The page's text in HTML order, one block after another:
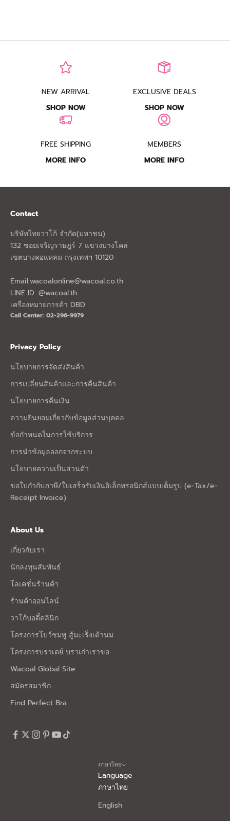
NEW ARRIVAL
SHOP NOW
EXCLUSIVE DEALS
SHOP NOW
FREE SHIPPING
MORE INFO
MEMBERS
MORE INFO
Contact
บริษัทไทยวาโก้ จำกัด(มหาชน)
132 ซอยเจริญราษฎร์ 7 แขวงบางโคล่
เขตบางคอแหลม กรุงเทพฯ 10120
Email:wacoalonline@wacoal.co.th
LINE ID :@wacoal.th
เครื่องหมายการค้า DBD
Call Center: 02-296-9979
Privacy Policy
นโยบายการจัดส่งสินค้า
การเปลี่ยนสินค้าและการคืนสินค้า
นโยบายการคืนเงิน
ความยินยอมเกี่ยวกับข้อมูลส่วนบุคคล
ข้อกำหนดในการใช้บริการ
การนำข้อมูลออกจากระบบ
นโยบายความเป็นส่วนตัว
ขอใบกำกับภาษี/ใบเสร็จรับเงินอิเล็กทรอนิกส์แบบเต็มรูป (e-Tax/e-
Receipt Invoice)
About Us
เกี่ยวกับเรา
นักลงทุนสัมพันธ์
โลเคชั่นร้านค้า
ร้านค้าออนไลน์
วาโก้บอดี้คลินิก
โครงการโบว์ชมพู สู้มะเร็งเต้านม
โครงการบราเดย์ บราเก่าเราขอ
Wacoal Global Site
สมัครสมาชิก
Find Perfect Bra
ภาษาไทย
Language
ภาษาไทย
English